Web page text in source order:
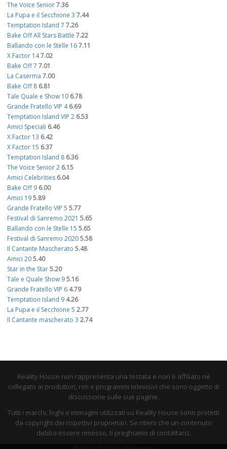
The Voice Senior7.36
La Pupa e il Secchione 3 7.44
Temptation Island 7 7.26
Bake Off All Stars Battle 7.22
Ballando con le Stelle 167.11
X Factor 147.02
Bake Off 7 7.01
La Caserma 7.00
Bake Off 8 6.81
Tale Quale e Show 10 6.78
Grande Fratello VIP 4 6.69
Temptation Island VIP 2 6.53
Amici Speciali 6.46
X Factor 13 6.42
X Factor 15 6.37
Temptation Island 8 6.36
The Voice Senior 2 6.15
Amici Celebrities 6.04
Bake Off 9 6.00
Amici 195.89
Grande Fratello VIP 5 5.77
Festival di Sanremo 2021 5.65
Ballando con le Stelle 15 5.65
Festival di Sanremo 20205.58
Il Cantante Mascherato 5.48
Amici 205.40
Star in the Star5.20
Tale e Quale Show 95.16
Grande Fratello VIP 6 4.79
Temptation Island 9 4.26
La Pupa e il Secchione 5 2.77
Il Cantante mascherato 3 2.74
Reality House non rappresenta una testata e non è affiliato né
collegato ai produttori, reti e programmi televisivi che sono oggetto di
discussione sulle sue pagine.
Tutti i marchi, loghi e immagini utilizzati su Reality House sono protetti
da copyright dei rispettivi proprietari. Se ritieni che un contenuto
debba essere rimosso, ti preghiamo di contattarci.